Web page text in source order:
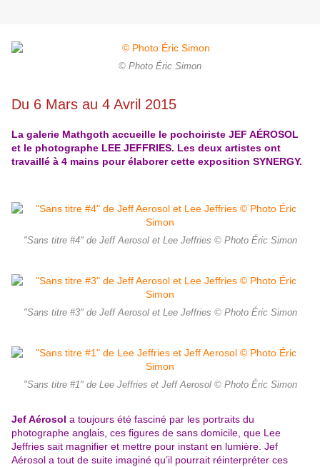
© Photo Éric Simon
Du 6 Mars au 4 Avril 2015
La galerie Mathgoth accueille le pochoiriste JEF AÉROSOL
et le photographe LEE JEFFRIES. Les deux artistes ont
travaillé à 4 mains pour élaborer cette exposition SYNERGY.
"Sans titre #4" de Jeff Aerosol et Lee Jeffries © Photo Éric Simon
"Sans titre #3" de Jeff Aerosol et Lee Jeffries © Photo Éric Simon
"Sans titre #1" de Lee Jeffries et Jeff Aerosol © Photo Éric Simon
Jef Aérosol a toujours été fasciné par les portraits du
photographe anglais, ces figures de sans domicile, que Lee
Jeffries sait magnifier et mettre pour instant en lumière. Jef
Aérosol a tout de suite imaginé qu’il pourrait réinterpréter ces